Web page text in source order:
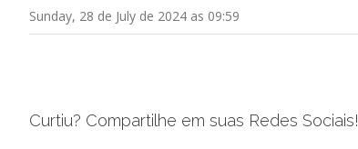
Sunday, 28 de July de 2024 as 09:59
Curtiu? Compartilhe em suas Redes Sociais!